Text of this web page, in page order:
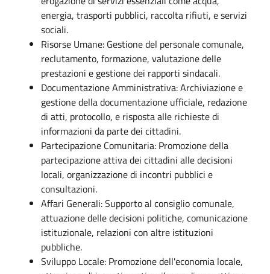
energia, trasporti pubblici, raccolta rifiuti, e servizi
sociali.
Risorse Umane: Gestione del personale comunale,
reclutamento, formazione, valutazione delle
prestazioni e gestione dei rapporti sindacali.
Documentazione Amministrativa: Archiviazione e
gestione della documentazione ufficiale, redazione
di atti, protocollo, e risposta alle richieste di
informazioni da parte dei cittadini.
Partecipazione Comunitaria: Promozione della
partecipazione attiva dei cittadini alle decisioni
locali, organizzazione di incontri pubblici e
consultazioni.
Affari Generali: Supporto al consiglio comunale,
attuazione delle decisioni politiche, comunicazione
istituzionale, relazioni con altre istituzioni
pubbliche.
Sviluppo Locale: Promozione dell'economia locale,